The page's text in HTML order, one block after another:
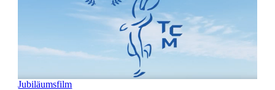
Jubiläumsfilm